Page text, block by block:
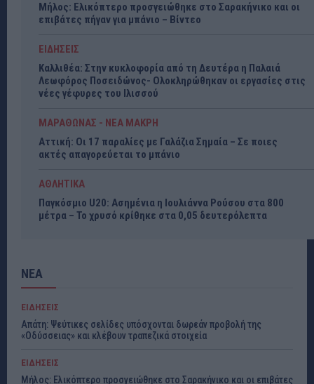
Μήλος: Ελικόπτερο προσγειώθηκε στο Σαρακήνικο και οι
επιβάτες πήγαν για μπάνιο – Βίντεο
ΕΙΔΗΣΕΙΣ
Καλλιθέα: Στην κυκλοφορία από τη Δευτέρα η Παλαιά
Λεωφόρος Ποσειδώνος- Ολοκληρώθηκαν οι εργασίες στις
νέες γέφυρες του Ιλισσού
ΜΑΡΑΘΩΝΑΣ - ΝΕΑ ΜΑΚΡΗ
Αττική: Οι 17 παραλίες με Γαλάζια Σημαία – Σε ποιες
ακτές απαγορεύεται το μπάνιο
ΑΘΛΗΤΙΚΑ
Παγκόσμιο U20: Ασημένια η Ιουλιάννα Ρούσου στα 800
μέτρα – Το χρυσό κρίθηκε στα 0,05 δευτερόλεπτα
ΝΕΑ
ΕΙΔΗΣΕΙΣ
Απάτη: Ψεύτικες σελίδες υπόσχονται δωρεάν προβολή της
«Οδύσσειας» και κλέβουν τραπεζικά στοιχεία
ΕΙΔΗΣΕΙΣ
Μήλος: Ελικόπτερο προσγειώθηκε στο Σαρακήνικο και οι επιβάτες